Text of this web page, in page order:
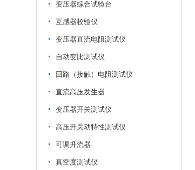
变压器综合试验台
互感器校验仪
变压器直流电阻测试仪
自动变比测试仪
回路（接触）电阻测试仪
直流高压发生器
变压器开关测试仪
高压开关动特性测试仪
可调升流器
真空度测试仪